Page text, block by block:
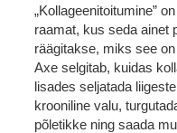
„Kollageenitoitumine”
raamat, kus seda ainet
räägitakse, miks see
Axe selgitab, kuidas
lisades seljatada
krooniline valu,
põletikke ning saada